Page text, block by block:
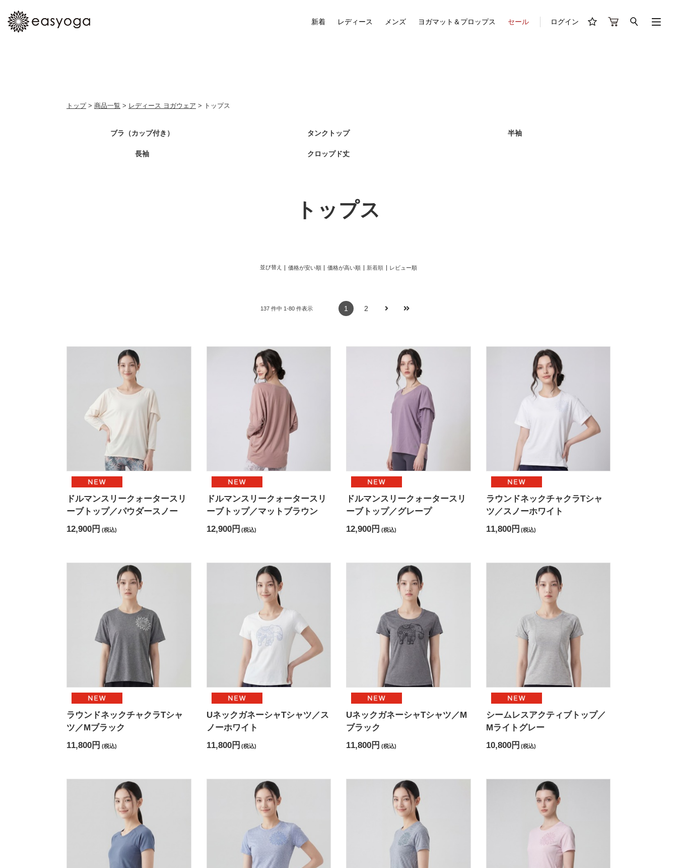
新着 レディース メンズ ヨガマット＆プロップス セール ログイン
トップ> 商品一覧 > レディース ヨガウェア > トップス
ブラ（カップ付き） タンクトップ 半袖
長袖 クロップド丈
トップス
並び替え 価格が安い順 価格が高い順 新着順 レビュー順
137 件中 1-80 件表示 1 2
ドルマンスリークォータースリ
ーブトップ／パウダースノー
12,900円 (税込)
ドルマンスリークォータースリ
ーブトップ／マットブラウン
12,900円 (税込)
ドルマンスリークォータースリ
ーブトップ／グレープ
12,900円 (税込)
ラウンドネックチャクラTシャ
ツ／スノーホワイト
11,800円 (税込)
ラウンドネックチャクラTシャ
ツ／Mブラック
11,800円 (税込)
UネックガネーシャTシャツ／ス
ノーホワイト
11,800円 (税込)
UネックガネーシャTシャツ／M
ブラック
11,800円 (税込)
シームレスアクティブトップ／
Mライトグレー
10,800円 (税込)